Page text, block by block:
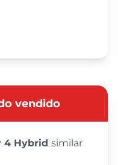
vendido
4 Hybrid similar